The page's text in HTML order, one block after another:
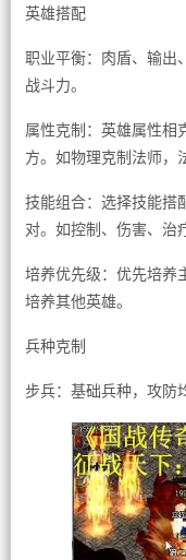
英雄搭配
职业平衡：肉盾、输出
战斗力。
属性克制：英雄属性相
方。如物理克制法师，
技能组合：选择技能搭
对。如控制、伤害、治
培养优先级：优先培养
培养其他英雄。
兵种克制
步兵：基础兵种，攻防